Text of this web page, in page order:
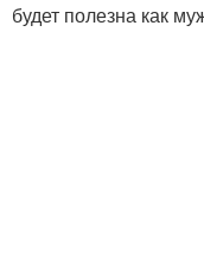
будет полезна как